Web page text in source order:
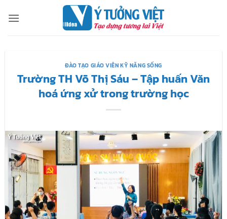
qua
ĐÀO TẠO GIÁO VIÊN KỸ NĂNG SỐNG
Trường TH Võ Thị Sáu – Tập huấn Văn
hoá ứng xử trong trường học